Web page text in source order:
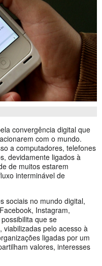
convergência digital que
com o mundo.
a computadores, telefones
devidamente ligados à
de muitos estarem
interminável de
sociais no mundo digital,
Instagram,
que se
viabilizadas pelo acesso à
ligadas por um
valores, interesses